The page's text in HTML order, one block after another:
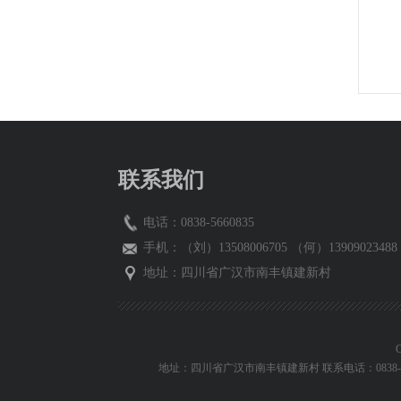
联系我们
电话：0838-5660835
手机：（刘）13508006705 （何）
地址：四川省广汉市南丰镇建新村
地址：四川省广汉市南丰镇建新村 联系电话：0838-